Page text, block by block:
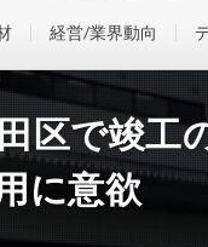
経営/業界動向
区で竣工
に意欲